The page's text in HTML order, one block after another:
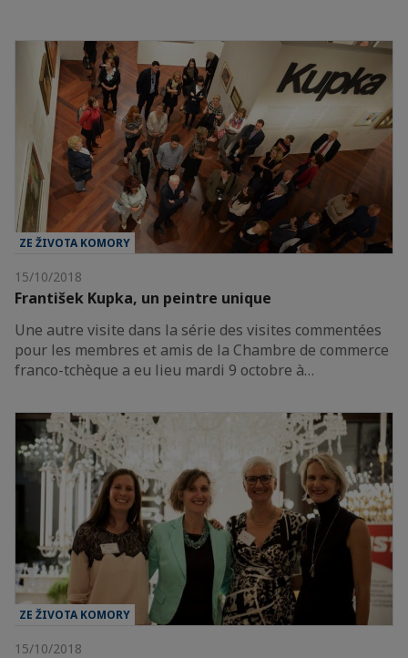
ZE ŽIVOTA KOMORY
15/10/2018
František Kupka, un peintre unique
Une autre visite dans la série des visites commentées
pour les membres et amis de la Chambre de commerce
franco-tchèque a eu lieu mardi 9 octobre à…
ZE ŽIVOTA KOMORY
15/10/2018